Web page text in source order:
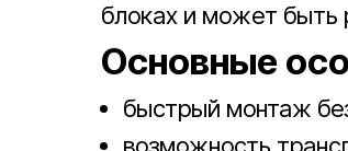
блоках и может быть
Основные
быстрый монтаж